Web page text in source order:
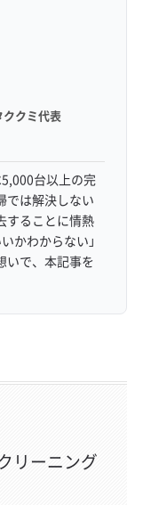
クミ代表
台以上の完
では解決しない
することに情熱
かわからない」
いで、本記事を
リーニング